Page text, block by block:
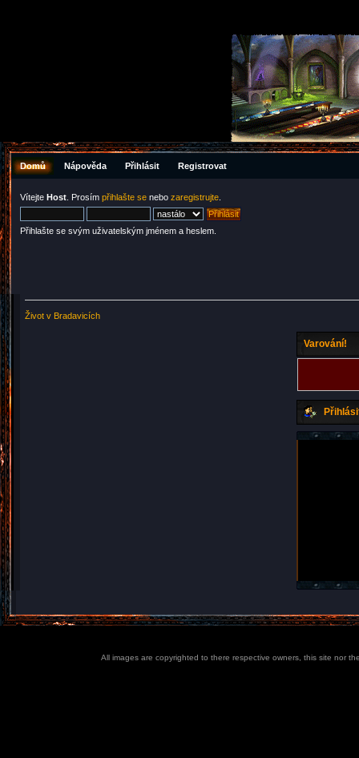
Domů Nápověda Přihlásit Registrovat
Vítejte Host . Prosím přihlašte se nebo zaregistrujte
Přihlašte se svým uživatelským jménem a heslem.
Život v Bradavicích
Varování!
All images are copyrighted to there respective owners, this site nor